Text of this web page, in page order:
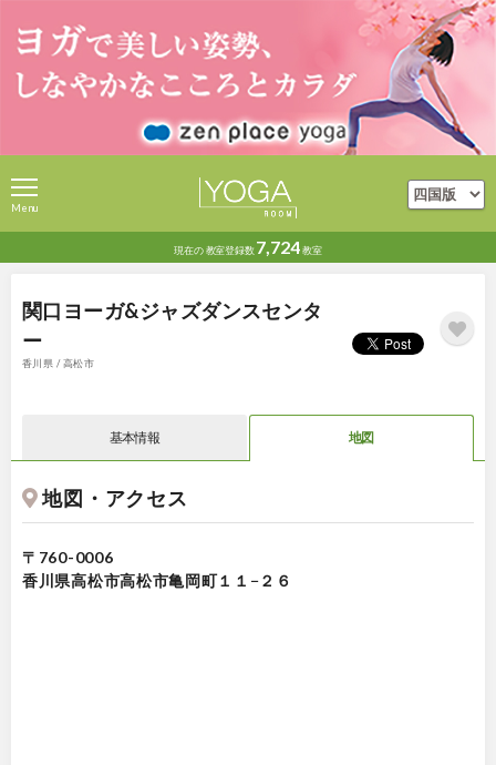
現在の教室登録数 7,724教室
Menu
関口ヨーガ&ジャズダンスセンタ
ー
香川県 / 高松市
基本情報 地図
地図・アクセス
〒760-0006
香川県高松市高松市亀岡町１１−２６